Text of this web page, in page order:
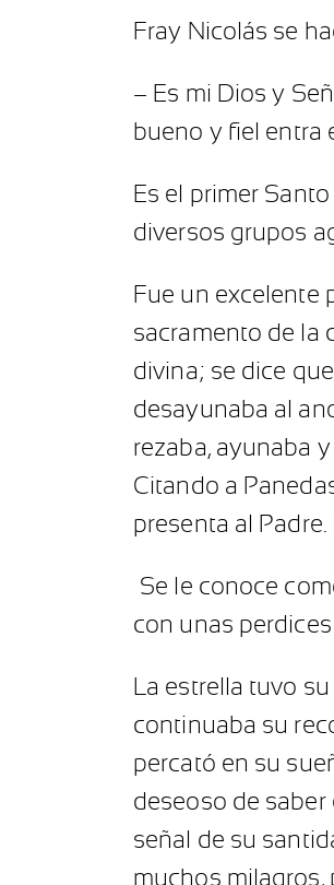
Fray Nicolás se
– Es mi Dios y
bueno y fiel entra
Es el primer
diversos grupos
Fue un excelente
sacramento de la
divina; se dice
desayunaba al
rezaba, ayunaba
Citando a
presenta al
Se le conoce
con unas
La estrella tuvo
continuaba su
percató en su
deseoso de
señal de su
muchos milagros,